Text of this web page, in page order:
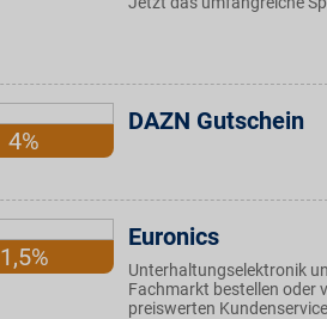
4%
DAZN Gutschein
1,5%
Euronics
Unterhaltungselektronik
Fachmarkt bestellen oder
preiswerten